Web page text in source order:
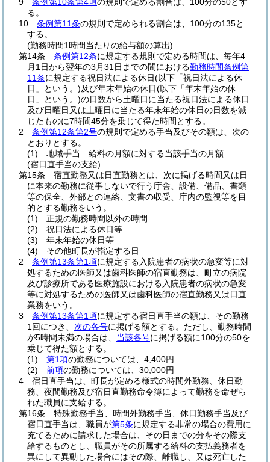
る。
10
条例第11条の規則で定められる割合は、100分の135と
する。
(勤務時間1時間当たりの給与額の算出)
第14条
条例第12条に規定する規則で定める時間は、毎年4
月1日から翌年の3月31日までの間における勤務時間条例第
11条に規定する祝日法による休日(以下「祝日法による休
日」という。)及び年末年始の休日(以下「年末年始の休
日」という。)の日数から土曜日に当たる祝日法による休日
及び日曜日又は土曜日に当たる年末年始の休日の日数を減
じたものに7時間45分を乗じて得た時間とする。
2
条例第12条第2号の規則で定める手当及びその額は、次の
とおりとする。
(1)
地域手当 給料の月額に対する当該手当の月額
(宿日直手当の支給)
第15条
宿直勤務又は日直勤務とは、次に掲げる時間又は日
に本来の勤務に従事しないで行う庁舎、設備、備品、書類
等の保全、外部との連絡、文書の収受、庁内の監視等を目
的とする勤務をいう。
(1)
正規の勤務時間以外の時間
(2)
祝日法による休日等
(3)
年末年始の休日等
(4)
その他町長が指定する日
2
条例第13条第1項に規定する入院患者の病状の急変等に対
処するための医師又は歯科医師の宿直勤務は、町立の病院
及び診療所である医療施設における入院患者の病状の急変
等に対処するための医師又は歯科医師の宿直勤務又は日直
業務をいう。
3
条例第13条第1項に規定する宿日直手当の額は、その勤務
1回につき、 次の各号に掲げる額とする。 ただし、勤務時間
が5時間未満の場合は、 当該各号に掲げる額に100分の50を
乗じて得た額とする。
(1)
第1項の勤務については、4,400円
(2)
前項の勤務については、30,000円
4
宿日直手当は、町長が定める様式の時間外勤務、休日勤
務、夜間勤務及び宿日直勤務命令簿によって勤務を命ぜら
れた職員に支給する。
第16条
特殊勤務手当、時間外勤務手当、休日勤務手当及び
宿日直手当は、職員が第5条に規定する非常の場合の費用に
充てるために請求した場合は、その日までの分をその際支
給するものとし、職員がその所属する給料の支払義務者を
異にして異動した場合にはその際、離職し、又は死亡した